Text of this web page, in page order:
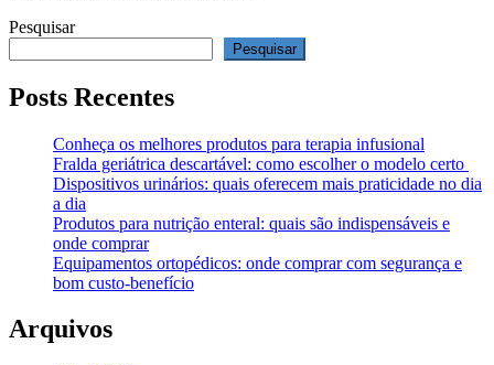
Pesquisar
Pesquisar
Posts Recentes
Conheça os melhores produtos para terapia infusional
Fralda geriátrica descartável: como escolher o modelo certo
Dispositivos urinários: quais oferecem mais praticidade no dia
a dia
Produtos para nutrição enteral: quais são indispensáveis e
onde comprar
Equipamentos ortopédicos: onde comprar com segurança e
bom custo-benefício
Arquivos